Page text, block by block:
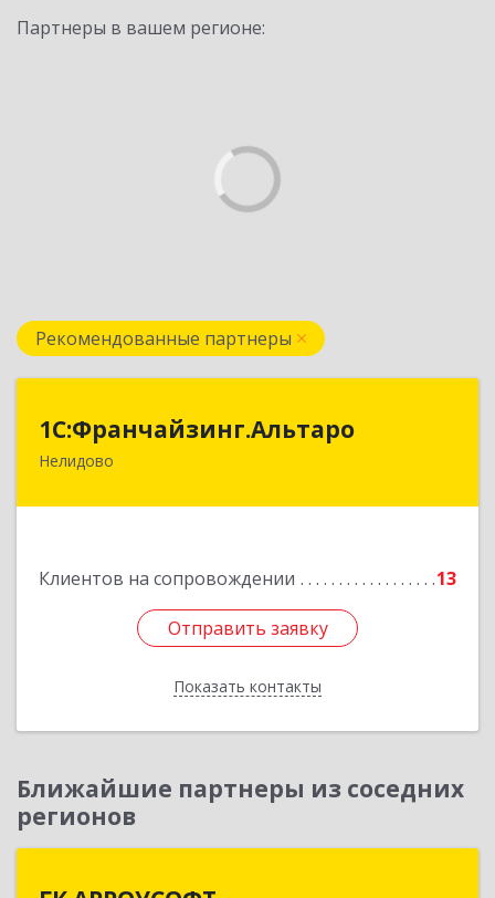
Партнеры в вашем регионе:
Рекомендованные партнеры
1С:Франчайзинг.Альтаро
Нелидово
Клиентов на сопровождении 13
Отправить заявку
Показать контакты
1С:Франчайзинг.Альтаро
172527, Тверская обл, Нелидово г, Матросова
Отправить заявку
Назад
Ближайшие партнеры из соседних
регионов